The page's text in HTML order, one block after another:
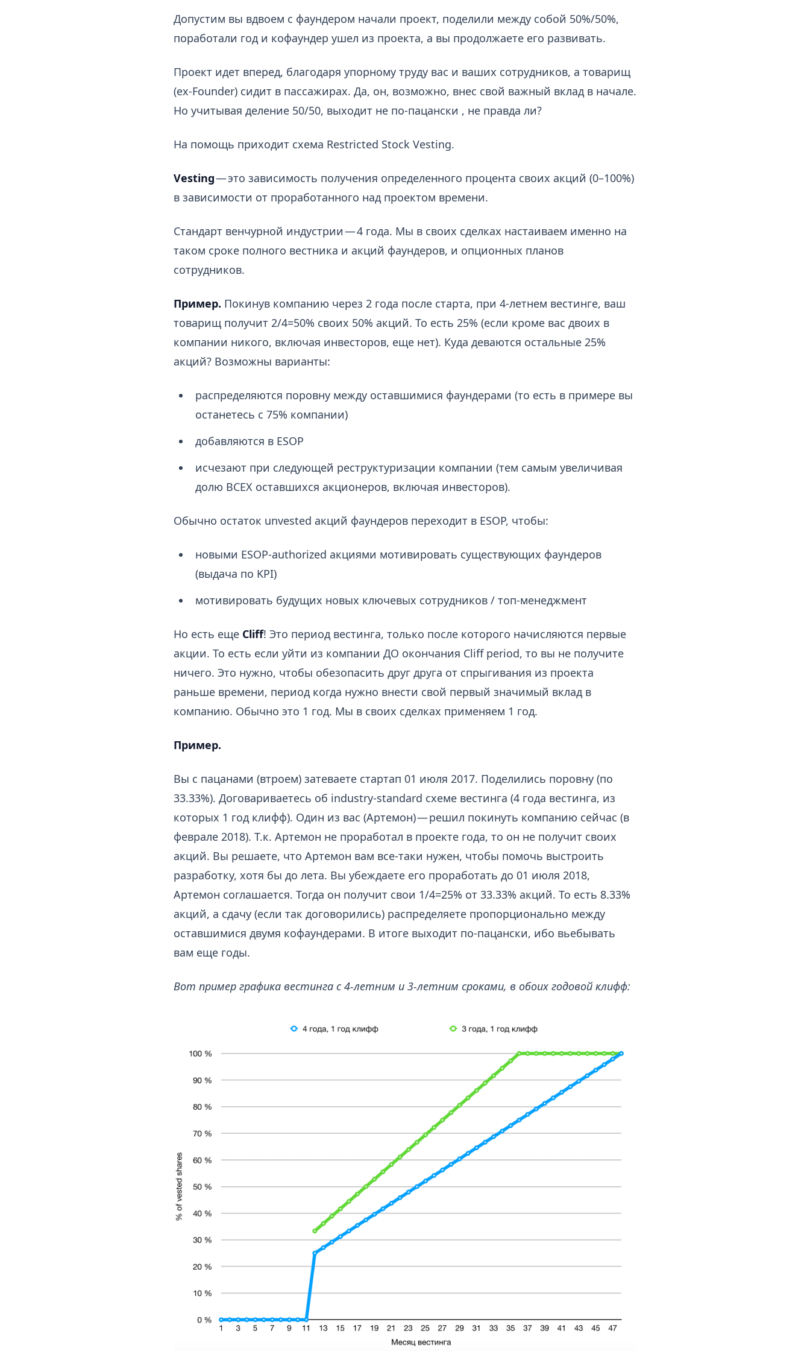
Допустим вы вдвоем с фаундером начали проект, поделили между собой 50%/50%,
поработали год и кофаундер ушел из проекта, а вы продолжаете его развивать.
Проект идет вперед, благодаря упорному труду вас и ваших сотрудников, а товарищ
(ex-Founder) сидит в пассажирах. Да, он, возможно, внес свой важный вклад в начале.
Но учитывая деление 50/50, выходит не по-пацански , не правда ли?
На помощь приходит схема Restricted Stock Vesting.
Vesting— это зависимость получения определенного процента своих акций (0–100%)
в зависимости от проработанного над проектом времени.
Стандарт венчурной индустрии — 4 года. Мы в своих сделках настаиваем именно на
таком сроке полного вестника и акций фаундеров, и опционных планов
сотрудников.
Пример. Покинув компанию через 2 года после старта, при 4-летнем вестинге, ваш
товарищ получит 2/4=50% своих 50% акций. То есть 25% (если кроме вас двоих в
компании никого, включая инвесторов, еще нет). Куда деваются остальные 25%
акций? Возможны варианты:
распределяются поровну между оставшимися фаундерами (то есть в примере вы
останетесь с 75% компании)
добавляются в ESOP
исчезают при следующей реструктуризации компании (тем самым увеличивая
долю ВСЕХ оставшихся акционеров, включая инвесторов).
Обычно остаток unvested акций фаундеров переходит в ESOP, чтобы:
новыми ESOP-authorized акциями мотивировать существующих фаундеров
(выдача по KPI)
мотивировать будущих новых ключевых сотрудников / топ-менеджмент
Но есть еще Cliff! Это период вестинга, только после которого начисляются первые
акции. То есть если уйти из компании ДО окончания Cliff period, то вы не получите
ничего. Это нужно, чтобы обезопасить друг друга от спрыгивания из проекта
раньше времени, период когда нужно внести свой первый значимый вклад в
компанию. Обычно это 1 год. Мы в своих сделках применяем 1 год.
Пример.
Вы с пацанами (втроем) затеваете стартап 01 июля 2017. Поделились поровну (по
33.33%). Договариваетесь об industry-standard схеме вестинга (4 года вестинга, из
которых 1 год клифф). Один из вас (Артемон) — решил покинуть компанию сейчас (в
феврале 2018). Т.к. Артемон не проработал в проекте года, то он не получит своих
акций. Вы решаете, что Артемон вам все-таки нужен, чтобы помочь выстроить
разработку, хотя бы до лета. Вы убеждаете его проработать до 01 июля 2018,
Артемон соглашается. Тогда он получит свои 1/4=25% от 33.33% акций. То есть 8.33%
акций, а сдачу (если так договорились) распределяете пропорционально между
оставшимися двумя кофаундерами. В итоге выходит по-пацански, ибо вьебывать
вам еще годы.
Вот пример графика вестинга с 4-летним и 3-летним сроками, в обоих годовой клифф: